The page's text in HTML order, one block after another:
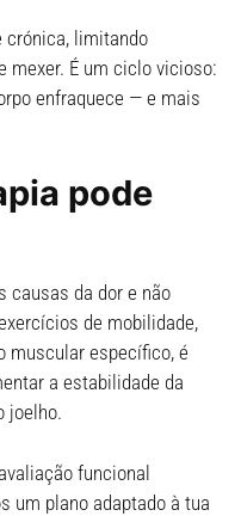
crónica, limitando
mexer. É um ciclo vicioso:
enfraquece — e mais
pode
causas da dor e não
de mobilidade,
muscular específico, é
a estabilidade da
joelho.
funcional
um plano adaptado à tua